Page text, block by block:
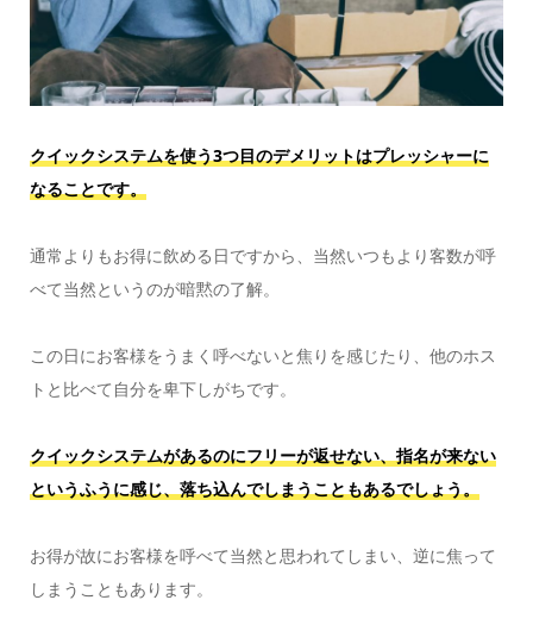
クイックシステムを使う3つ目のデメリットはプレッシャーに
なることです。
通常よりもお得に飲める日ですから、当然いつもより客数が呼
べて当然というのが暗黙の了解。
この日にお客様をうまく呼べないと焦りを感じたり、他のホス
トと比べて自分を卑下しがちです。
クイックシステムがあるのにフリーが返せない、指名が来ない
というふうに感じ、落ち込んでしまうこともあるでしょう。
お得が故にお客様を呼べて当然と思われてしまい、逆に焦って
しまうこともあります。